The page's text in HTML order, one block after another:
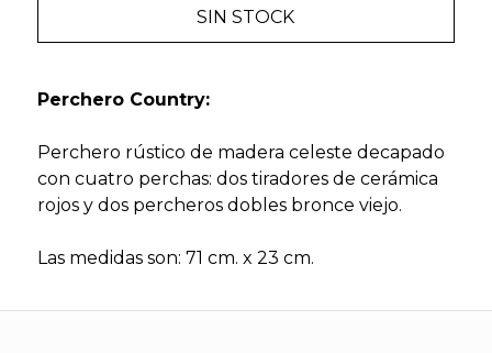
SIN STOCK
Perchero Country:
Perchero rústico de madera celeste decapado
con cuatro perchas: dos tiradores de cerámica
rojos y dos percheros dobles bronce viejo.
Las medidas son: 71 cm. x 23 cm.